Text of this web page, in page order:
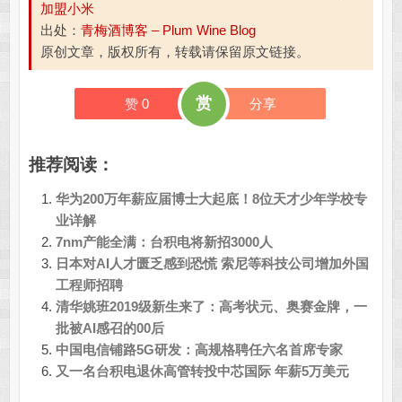
加盟小米
出处： 青梅酒博客 – Plum Wine Blog
原创文章，版权所有，转载请保留原文链接。
赞 0 赏 分享
推荐阅读：
华为200万年薪应届博士大起底！8位天才少年学校专
业详解
7nm产能全满：台积电将新招3000人
日本对AI人才匮乏感到恐慌 索尼等科技公司增加外国
工程师招聘
清华姚班2019级新生来了：高考状元、奥赛金牌，一
批被AI感召的00后
中国电信铺路5G研发：高规格聘任六名首席专家
又一名台积电退休高管转投中芯国际 年薪5万美元